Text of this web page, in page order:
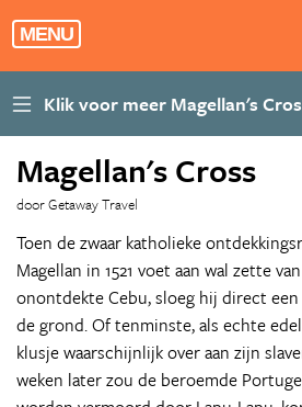
MENU
Magellan's Cross
door Getaway Travel
Toen de zwaar katholieke
Magellan in 1521 voet aan wal zette
onontdekte Cebu, sloeg hij direct
de grond. Of tenminste, als echte
klusje waarschijnlijk over aan zijn
weken later zou de beroemde